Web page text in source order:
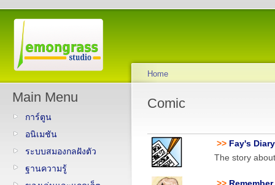
Main Menu
การ์ตูน
อนิเมชัน
ระบบสมองกลฝังตัว
ฐานความรู้
Home
Comic
>> Fay's
The story